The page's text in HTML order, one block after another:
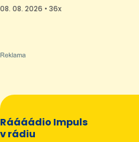
08. 08. 2026 • 36x
Ráááádio Impuls
v rádiu